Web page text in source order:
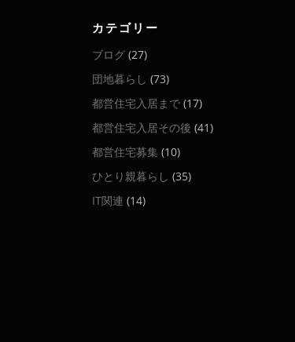
カテゴリー
ブログ (27)
団地暮らし (73)
都営住宅入居まで (17)
都営住宅入居その後 (41)
都営住宅募集 (10)
ひとり親暮らし (35)
IT関連 (14)